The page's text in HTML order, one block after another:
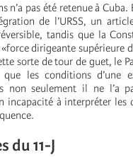
n’a pas été retenue à
de l’URSS, un
tandis que la
dirigeante supérieure
sorte de tour de guet, le
les conditions d’une
non seulement il ne l’a
incapacité à interpréter les
du 11-J